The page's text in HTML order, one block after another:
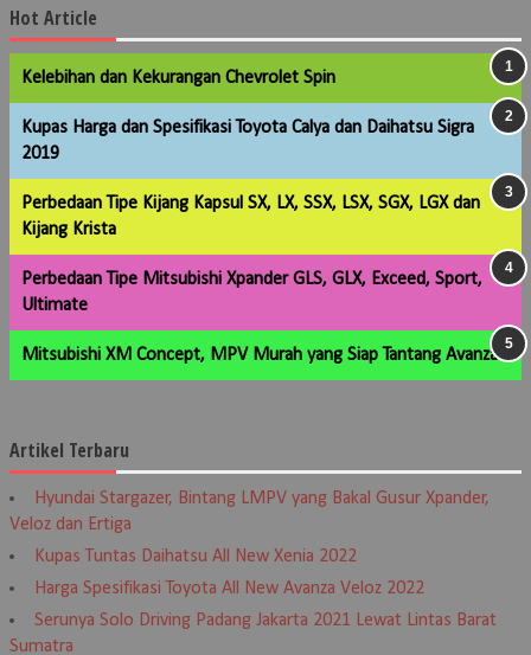
Hot Article
Kelebihan dan Kekurangan Chevrolet Spin
Kupas Harga dan Spesifikasi Toyota Calya dan Daihatsu Sigra
2019
Perbedaan Tipe Kijang Kapsul SX, LX, SSX, LSX, SGX, LGX dan
Kijang Krista
Perbedaan Tipe Mitsubishi Xpander GLS, GLX, Exceed, Sport,
Ultimate
Mitsubishi XM Concept, MPV Murah yang Siap Tantang Avanza
Artikel Terbaru
Hyundai Stargazer, Bintang LMPV yang Bakal Gusur Xpander,
Veloz dan Ertiga
Kupas Tuntas Daihatsu All New Xenia 2022
Harga Spesifikasi Toyota All New Avanza Veloz 2022
Serunya Solo Driving Padang Jakarta 2021 Lewat Lintas Barat
Sumatra